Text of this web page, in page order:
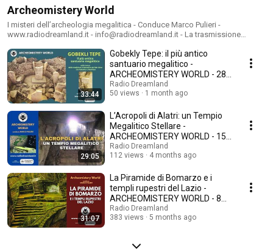
Archeomistery World
I misteri dell’archeologia megalitica - Conduce Marco Pulieri -
www.radiodreamland.it - info@radiodreamland.it - La trasmissione
civiltà umana. Un viaggio alla scoperta del pensiero dell’uomo megalitico,
della sua visione dell’esistenza, delle sue incredibili conoscenze
astronomiche e tecnologiche, dell’evoluta civiltà che esprimeva. Un
percorso che ci porta a spaziare da un capo all’altro dei continenti, ma
anche a scoprire le meravigliose vestigia megalitiche presenti sul nostro
paese.
33:44
Gobekly Tepe: il più antico
santuario megalitico -
ARCHEOMISTERY WORLD - 28
Giugno 2026
Radio Dreamland
50 views
1 month ago
29:05
L’Acropoli di Alatri: un Tempio
Megalitico Stellare -
ARCHEOMISTERY WORLD - 15
Marzo 2026
Radio Dreamland
112 views
4 months ago
31:07
La Piramide di Bomarzo e i
templi rupestri del Lazio -
ARCHEOMISTERY WORLD - 8
Febbraio 2026
Radio Dreamland
383 views
5 months ago